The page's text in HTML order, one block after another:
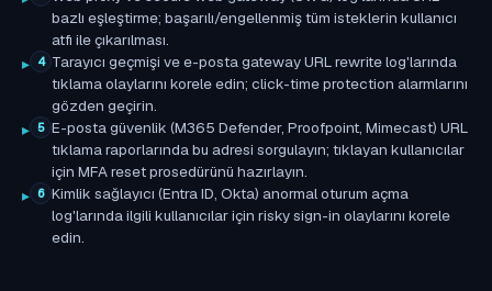
bazlı eşleştirme; başarılı/engellenmiş tüm isteklerin kullanıcı
atfı ile çıkarılması.
4 Tarayıcı geçmişi ve e-posta gateway URL rewrite log'larında
tıklama olaylarını korele edin; click-time protection alarmlarını
gözden geçirin.
5 E-posta güvenlik (M365 Defender, Proofpoint, Mimecast) URL
tıklama raporlarında bu adresi sorgulayın; tıklayan kullanıcılar
için MFA reset prosedürünü hazırlayın.
6 Kimlik sağlayıcı (Entra ID, Okta) anormal oturum açma
log'larında ilgili kullanıcılar için risky sign-in olaylarını korele
edin.